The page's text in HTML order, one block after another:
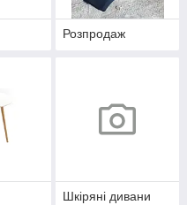
Розпродаж
Шкіряні дивани